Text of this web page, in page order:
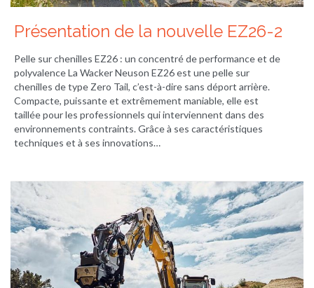
Présentation de la nouvelle EZ26-2
Pelle sur chenilles EZ26 : un concentré de performance et de
polyvalence La Wacker Neuson EZ26 est une pelle sur
chenilles de type Zero Tail, c’est-à-dire sans déport arrière.
Compacte, puissante et extrêmement maniable, elle est
taillée pour les professionnels qui interviennent dans des
environnements contraints. Grâce à ses caractéristiques
techniques et à ses innovations…